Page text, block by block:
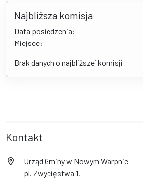
Najbliższa komisja
Data posiedzenia: -
Miejsce: -
Brak danych o najbliższej komisji
Kontakt
Urząd Gminy w Nowym Warpnie
pl. Zwycięstwa 1,